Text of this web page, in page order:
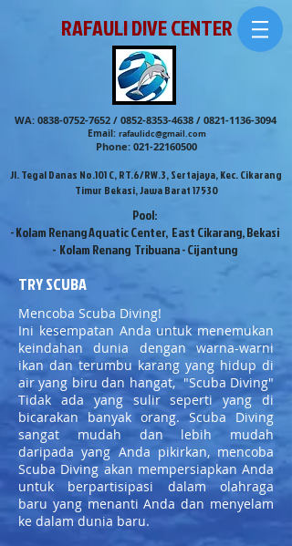
RAFAULI DIVE CENTER
WA: 0838-0752-7652/ 0852-8353-4638/ 0821-1136-3094
Email: rafaulidc@gmail.com
Phone: 021-22160500
Jl. Tegal Danas No.101 C, RT.6/RW.3, Sertajaya, Kec. Cikarang
Timur Bekasi, Jawa Barat 17530
Pool:
- Kolam Renang Aquatic Center, East Cikarang, Bekasi
- Kolam Renang Tribuana - Cijantung
TRY SCUBA
Mencoba Scuba Diving!
Ini kesempatan Anda untuk menemukan
keindahan dunia dengan warna-warni
ikan dan terumbu karang yang hidup di
air yang biru dan hangat, "Scuba Diving"
Tidak ada yang sulir seperti yang di
bicarakan banyak orang. Scuba Diving
sangat mudah dan lebih mudah
daripada yang Anda pikirkan, mencoba
Scuba Diving akan mempersiapkan Anda
untuk berpartisipasi dalam olahraga
baru yang menanti Anda dan menyelam
ke dalam dunia baru.